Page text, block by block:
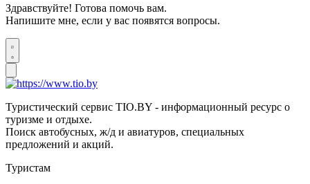
Здравствуйте! Готова помочь вам.
Напишите мне, если у вас появятся вопросы.
Туристический сервис TIO.BY - информационный ресурс о
туризме и отдыхе.
Поиск автобусных, ж/д и авиатуров, специальных
предложений и акций.
Туристам